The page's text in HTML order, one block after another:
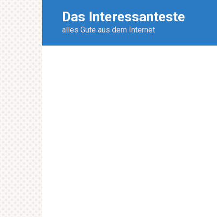
Das Interessanteste
alles Gute aus dem Internet